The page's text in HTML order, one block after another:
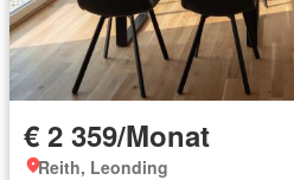
€ 2 359/Monat
Reith, Leonding